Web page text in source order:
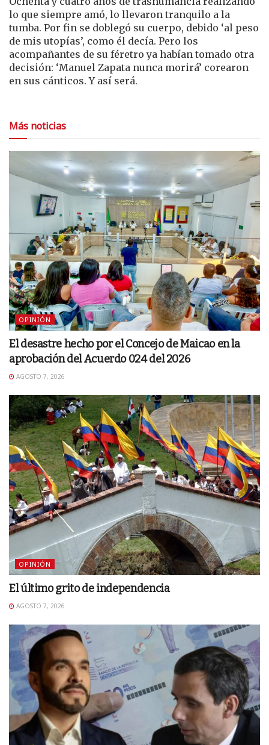
lo que siempre amó, lo llevaron tranquilo a la
tumba. Por fin se doblegó su cuerpo, debido ‘al peso
de mis utopías’, como él decía. Pero los
acompañantes de su féretro ya habían tomado otra
decisión: ‘Manuel Zapata nunca morirá’ corearon
en sus cánticos. Y así será.
Más noticias
OPINIÓN
El desastre hecho por el Concejo de Maicao en la
aprobación del Acuerdo 024 del 2026
AGOSTO 7, 2026
OPINIÓN
El último grito de independencia
AGOSTO 7, 2026